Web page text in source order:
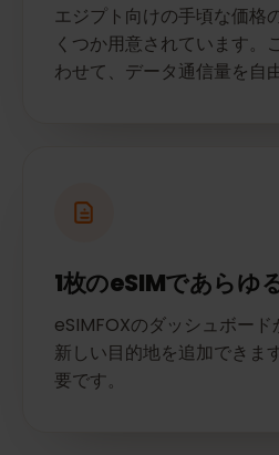
エジプト向けの手頃な価格
くつか用意されています。
わせて、データ通信量を自
1枚のeSIMであらゆ
eSIMFOXのダッシュボー
新しい目的地を追加できま
要です。